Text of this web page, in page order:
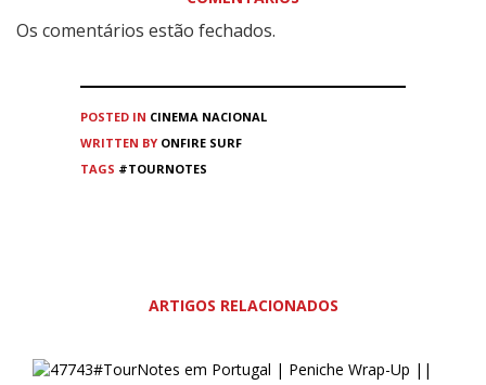
Os comentários estão fechados.
POSTED IN CINEMA NACIONAL
WRITTEN BY ONFIRE SURF
TAGS #TOURNOTES
ARTIGOS RELACIONADOS